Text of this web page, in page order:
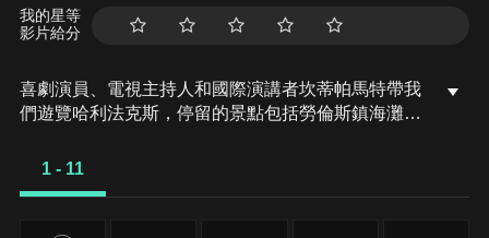
我的星等
影片給分
喜劇演員、電視主持人和國際演講者坎蒂帕馬特帶我
們遊覽哈利法克斯，停留的景點包括勞倫斯鎮海灘、
1 - 11